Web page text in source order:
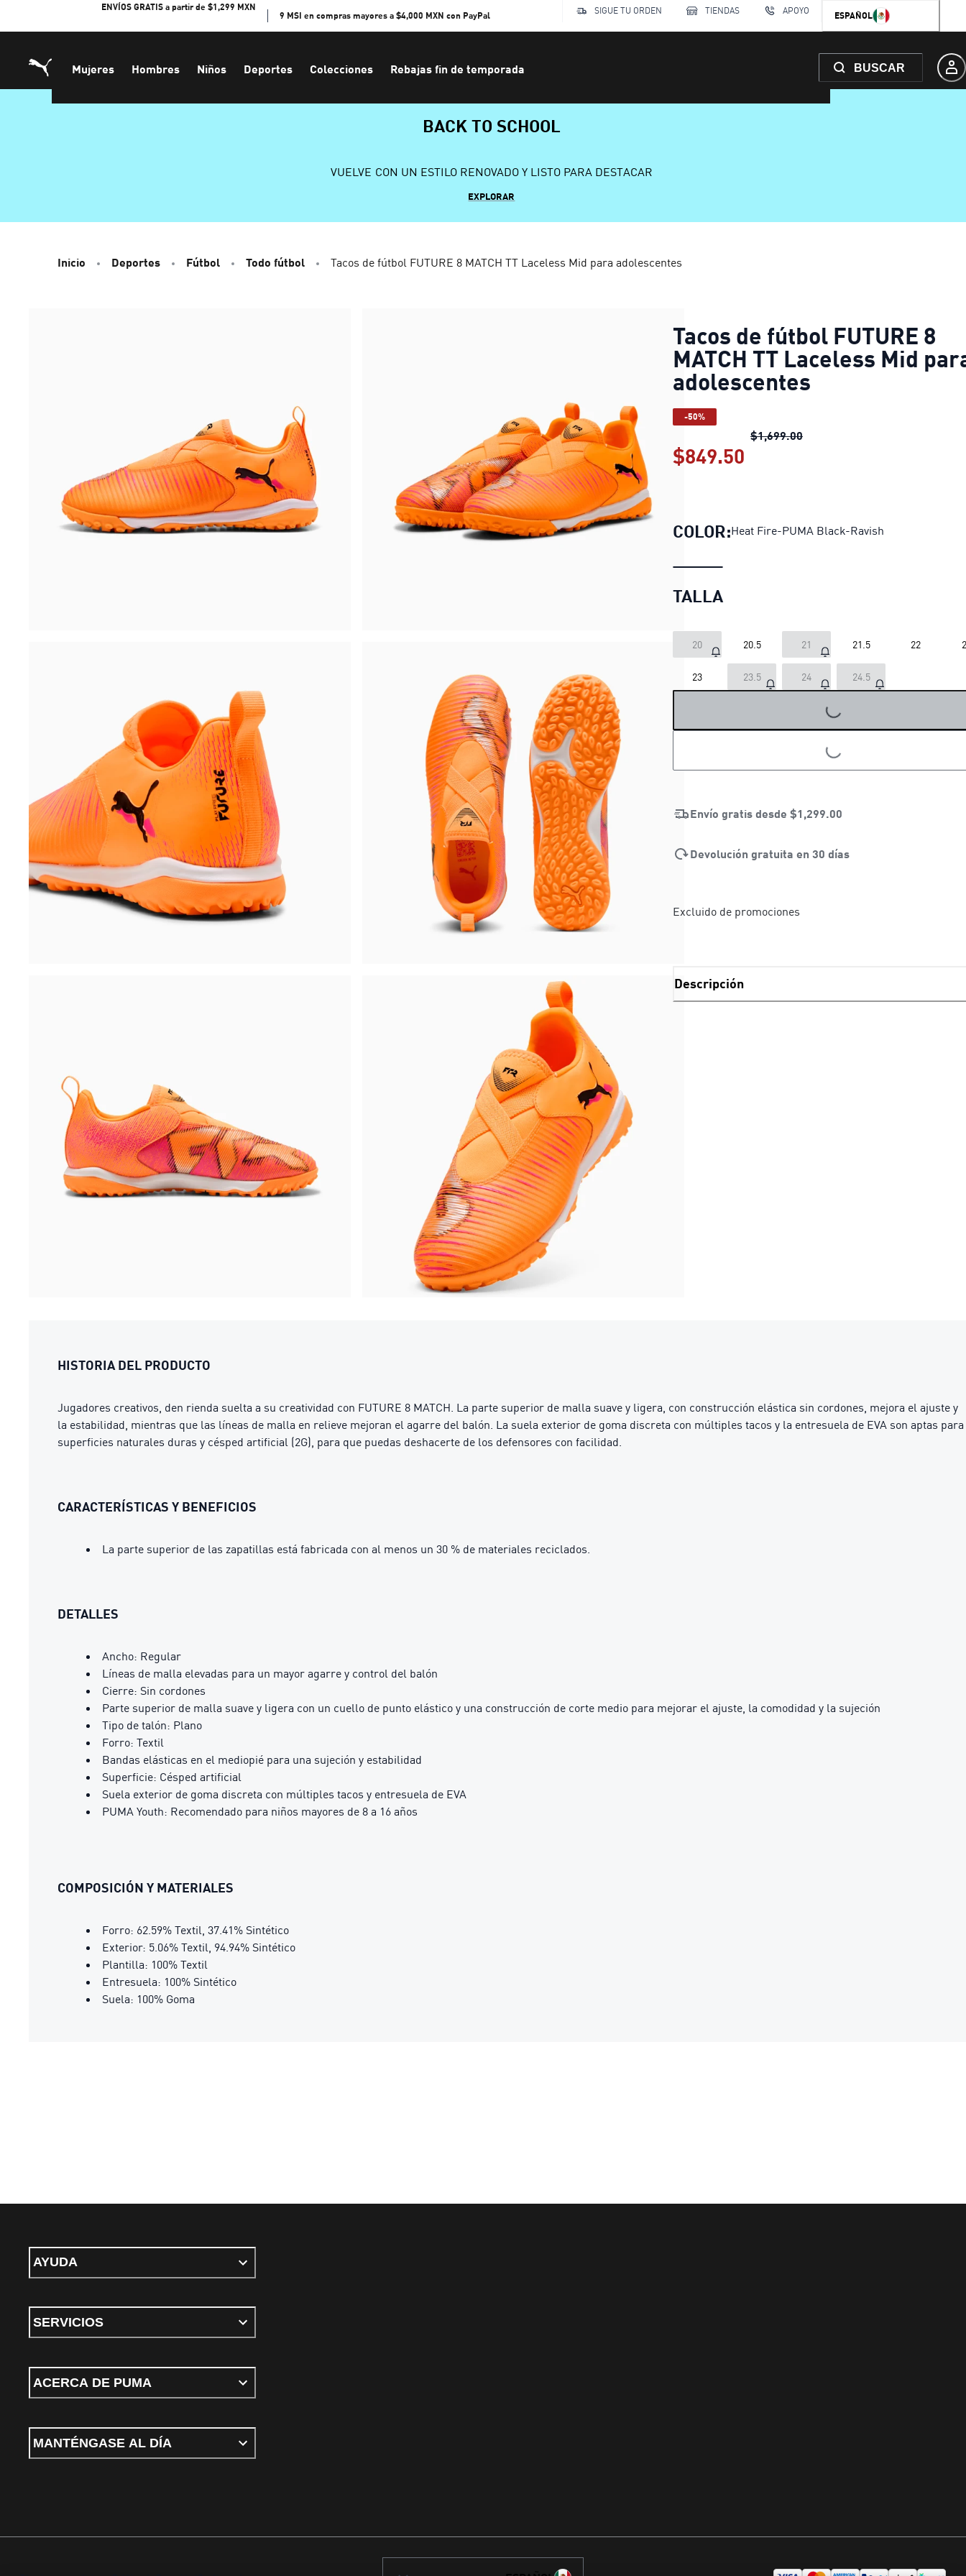
ENVÍOS GRATIS a partir de $1,299 MXN
9 MSI en compras mayores a $4,000 MXN con PayPal
SIGUE TU ORDEN TIENDAS APOYO ESPAÑOL
Mujeres Hombres Niños Deportes Colecciones Rebajas fin de temporada BUSCAR
BACK TO SCHOOL
VUELVE CON UN ESTILO RENOVADO Y LISTO PARA DESTACAR
EXPLORAR
Inicio Deportes Fútbol Todo fútbol Tacos de fútbol FUTURE 8 MATCH TT Laceless Mid para adolescentes
Tacos de fútbol FUTURE 8
MATCH TT Laceless Mid
adolescentes
-50%
$1,699.00Tacos de fútbol FUTURE 8
$849.50
COLOR:Heat Fire-PUMA Black-Ravish
TALLA
20 20.5 21 21.5 22
23 23.5 24 24.5
LOADING...
LOADING...
Envío gratis desde $1,299.00
Devolución gratuita en 30 días
Excluido de promociones
Descripción
HISTORIA DEL PRODUCTO
Jugadores creativos, den rienda suelta a su creatividad con FUTURE 8 MATCH. La parte superior de malla suave y ligera, con construcción elástica sin cordones, mejora el ajuste y
la estabilidad, mientras que las líneas de malla en relieve mejoran el agarre del balón. La suela exterior de goma discreta con múltiples tacos y la entresuela de EVA son aptas para
superficies naturales duras y césped artificial (2G), para que puedas deshacerte de los defensores con facilidad.
CARACTERÍSTICAS Y BENEFICIOS
La parte superior de las zapatillas está fabricada con al menos un 30 % de materiales reciclados.
DETALLES
Ancho: Regular
Líneas de malla elevadas para un mayor agarre y control del balón
Cierre: Sin cordones
Parte superior de malla suave y ligera con un cuello de punto elástico y una construcción de corte medio para mejorar el ajuste, la comodidad y la sujeción
Tipo de talón: Plano
Forro: Textil
Bandas elásticas en el mediopié para una sujeción y estabilidad
Superficie: Césped artificial
Suela exterior de goma discreta con múltiples tacos y entresuela de EVA
PUMA Youth: Recomendado para niños mayores de 8 a 16 años
COMPOSICIÓN Y MATERIALES
Forro: 62.59% Textil, 37.41% Sintético
Exterior: 5.06% Textil, 94.94% Sintético
Plantilla: 100% Textil
Entresuela: 100% Sintético
Suela: 100% Goma
AYUDA
SERVICIOS
ACERCA DE PUMA
MANTÉNGASE AL DÍA